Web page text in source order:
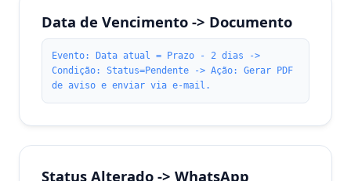
Data de Vencimento -> Documento
Evento: Data atual = Prazo - 2 dias ->
Condição: Status=Pendente -> Ação: Gerar PDF
de aviso e enviar via e-mail.
Status Alterado -> WhatsApp